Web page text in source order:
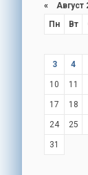
« Август
Пн
Вт
3 4
10 11
17 18
24 25
31